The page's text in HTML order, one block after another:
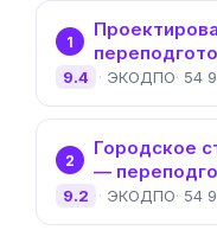
1
ЭКОДПО 54
9.4
2
Городское
—
ЭКОДПО 54
9.2